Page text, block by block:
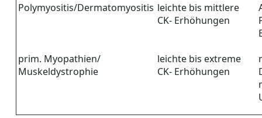
Polymyositis/Dermatomyositis leichte bis mittlere
CK- Erhöhungen
prim. Myopathien/
Muskeldystrophie
leichte bis extreme
CK- Erhöhungen